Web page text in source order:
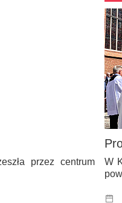
przez centrum
W